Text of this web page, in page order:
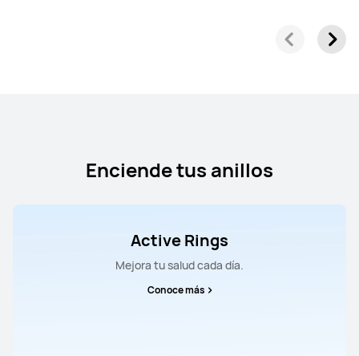
Enciende tus anillos
Active Rings
Mejora tu salud cada día.
Conoce más